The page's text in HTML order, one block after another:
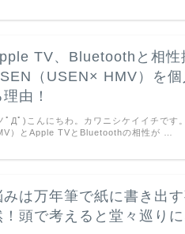
TV、Bluetoothと相性
（USEN× HMV）を
由！
ﾟДﾟ)こんにちわ。カワニシケイイチです
）とApple TVとBluetoothの相性が …
みは万年筆で紙に書き出
！頭で考えると堂々巡り